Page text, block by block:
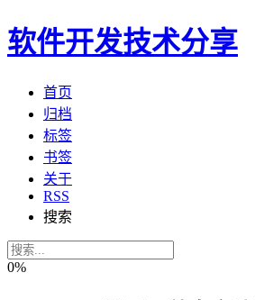
软件开发技术分享
首页
归档
标签
书签
关于
RSS
搜索
0%